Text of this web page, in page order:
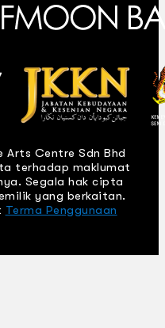
Centre Sdn Bhd
terhadap maklumat
Segala hak cipta
yang berkaitan.
Terma Penggunaan